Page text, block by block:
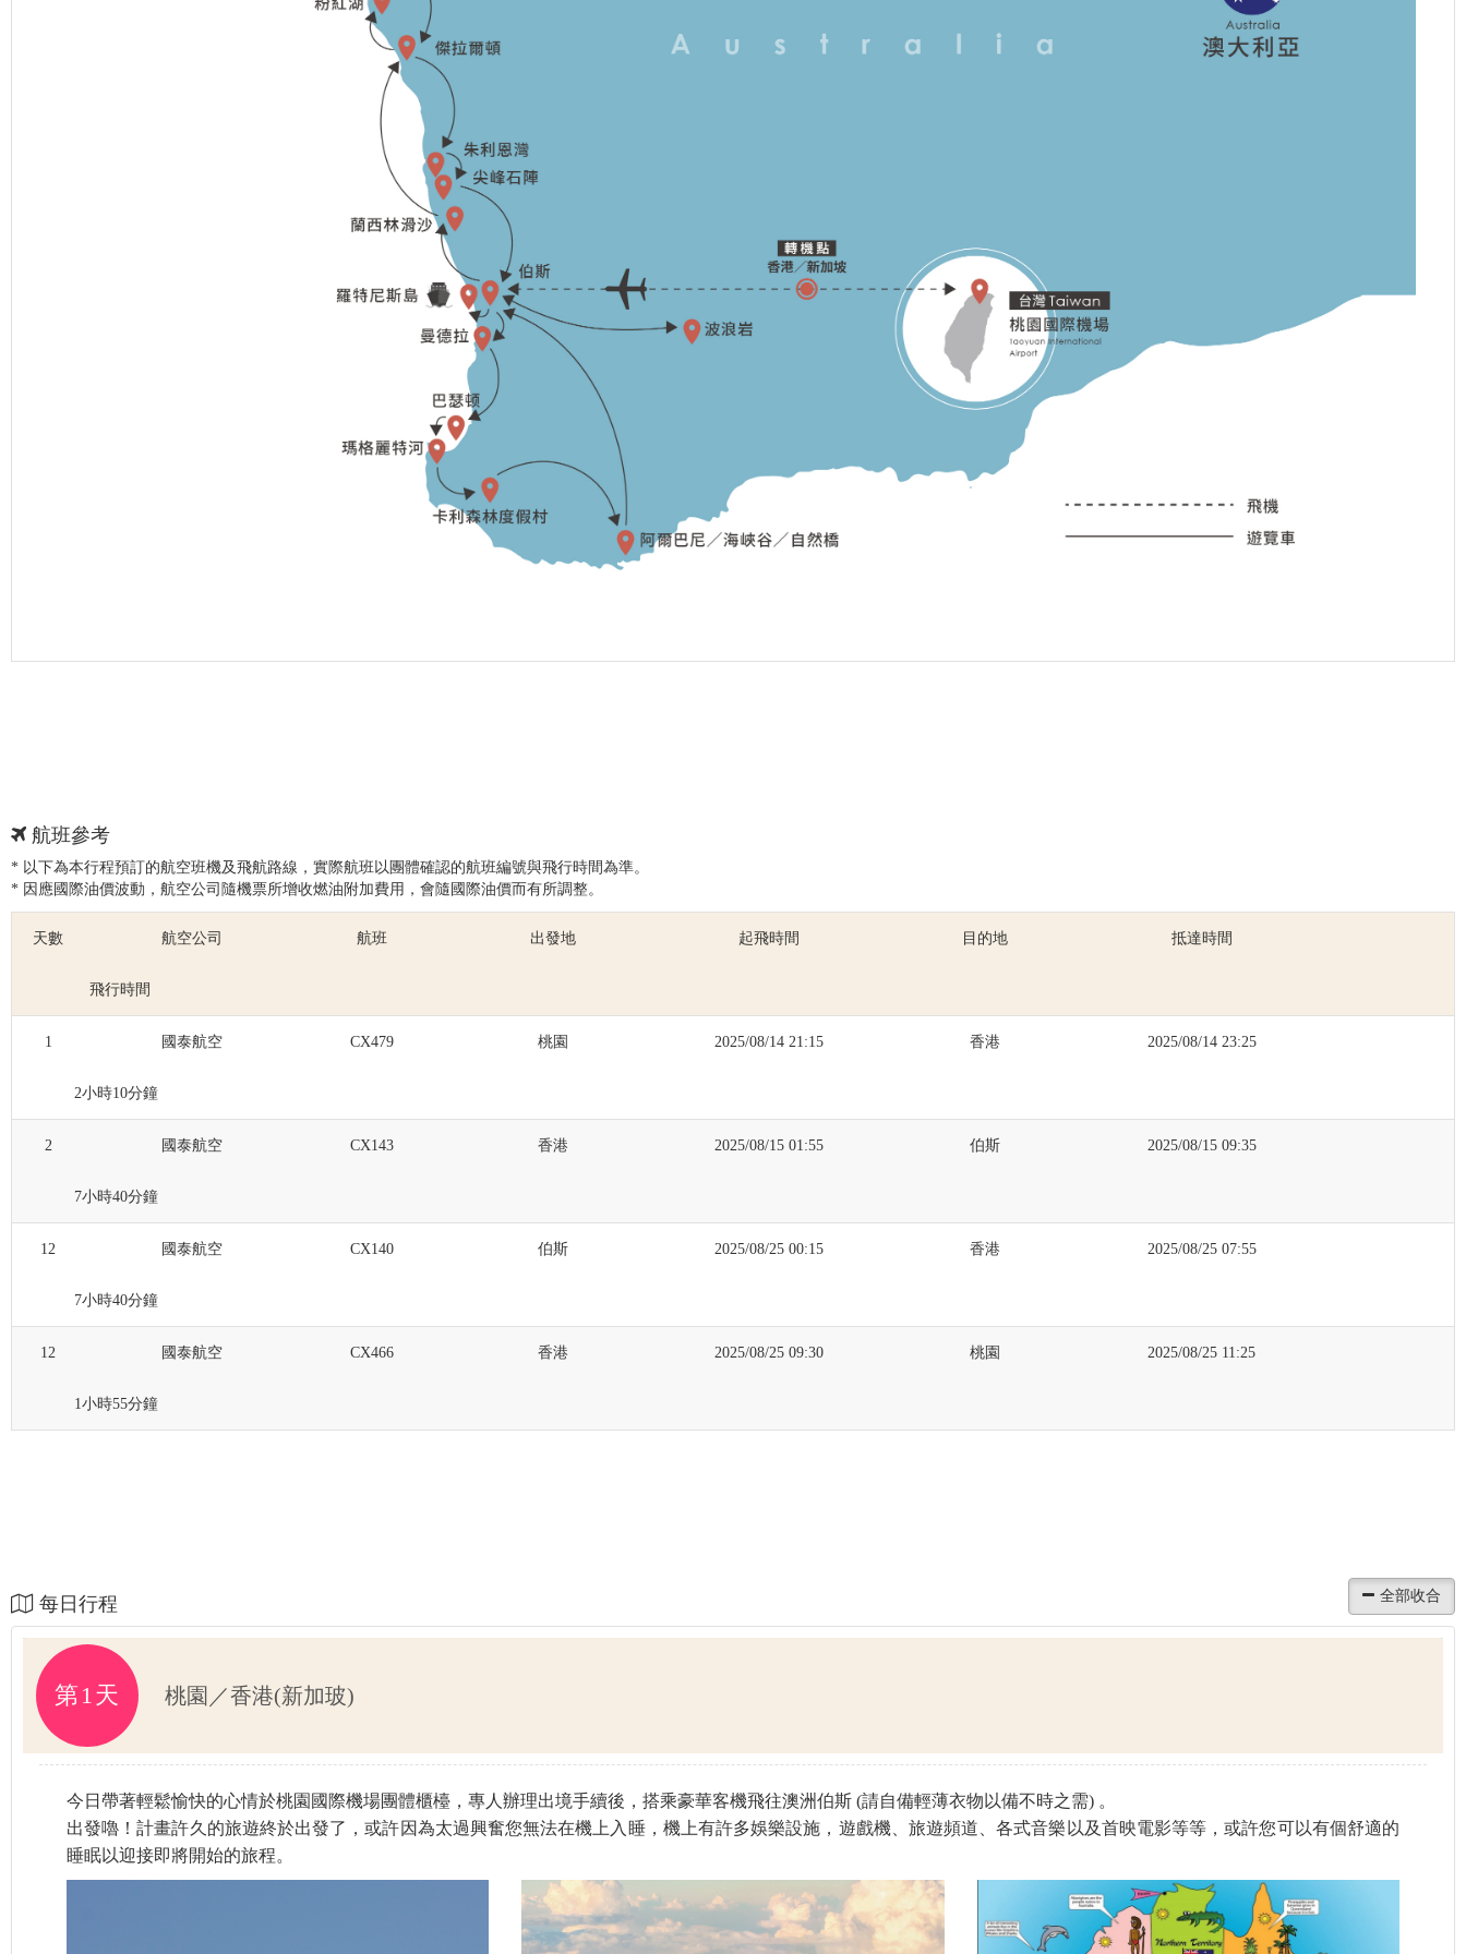
航班參考
* 以下為本行程預訂的航空班機及飛航路線，實際航班以團體確認的航班編號與飛行時間為準。
* 因應國際油價波動，航空公司隨機票所增收燃油附加費用，會隨國際油價而有所調整。
天數 航空公司 航班 出發地 起飛時間 目的地 抵達時間
飛行時間
1 國泰航空 CX479 桃園 2025/08/14 21:15 香港 2025/08/14 23:25
2小時10分鐘
2 國泰航空 CX143 香港 2025/08/15 01:55 伯斯 2025/08/15 09:35
7小時40分鐘
12 國泰航空 CX140 伯斯 2025/08/25 00:15 香港 2025/08/25 07:55
7小時40分鐘
12 國泰航空 CX466 香港 2025/08/25 09:30 桃園 2025/08/25 11:25
1小時55分鐘
每日行程
第1天 桃園／香港(新加玻)
今日帶著輕鬆愉快的心情於桃園國際機場團體櫃檯，專人辦理出境手續後，搭乘豪華客機飛往澳洲伯斯 (請自備輕薄衣物以備不時之需) 。
出發嚕！計畫許久的旅遊終於出發了，或許因為太過興奮您無法在機上入睡，機上有許多娛樂設施，遊戲機、旅遊頻道、各式音樂以及首映電影等等，或許您可以有個舒適的
睡眠以迎接即將開始的旅程。